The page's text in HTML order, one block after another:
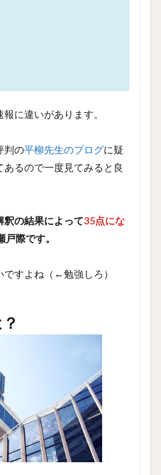
に違いがあります。
判の平柳先生のブログに疑
るので一度見てみると良
釈の結果によって35点にな
戸際です。
すよね（←勉強しろ）